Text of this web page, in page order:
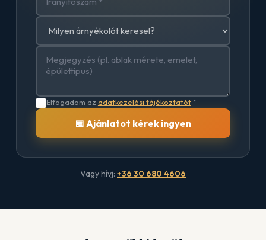
Elfogadom az adatkezelési tájékoztatót*
📅 Ajánlatot kérek ingyen
Vagy hívj: +36 30 680 4606